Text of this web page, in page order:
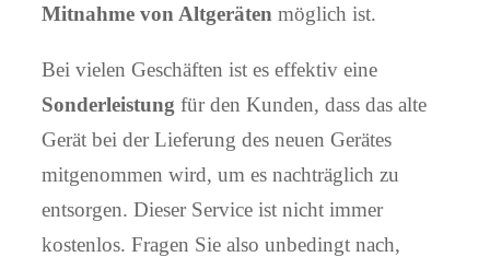
Mitnahme von Altgeräten möglich ist.
Bei vielen Geschäften ist es effektiv eine
Sonderleistung für den Kunden, dass das alte
Gerät bei der Lieferung des neuen Gerätes
mitgenommen wird, um es nachträglich zu
entsorgen. Dieser Service ist nicht immer
kostenlos. Fragen Sie also unbedingt nach,